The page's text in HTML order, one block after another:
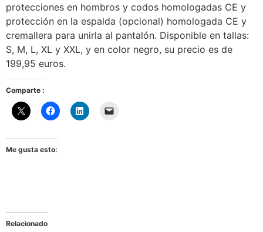
protecciones en hombros y codos homologadas CE y
protección en la espalda (opcional) homologada CE y
cremallera para unirla al pantalón. Disponible en tallas:
S, M, L, XL y XXL, y en color negro, su precio es de
199,95 euros.
Comparte :
Me gusta esto:
Relacionado